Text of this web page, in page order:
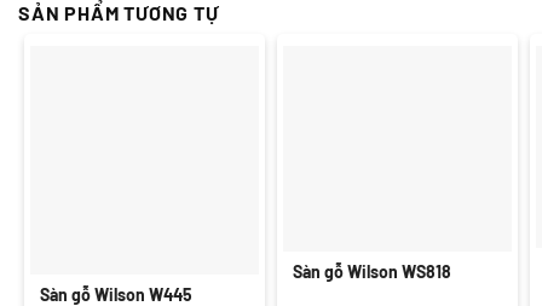
SẢN PHẨM TƯƠNG TỰ
Sàn gỗ Wilson W445
Sàn gỗ Wilson WS818